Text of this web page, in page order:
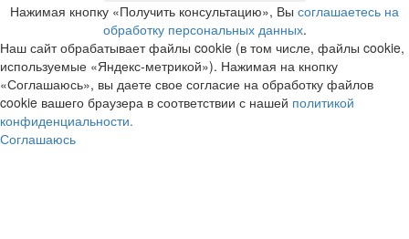
Нажимая кнопку «Получить консультацию», Вы соглашаетесь на
обработку персональных данных.
Наш сайт обрабатывает файлы cookie (в том числе, файлы cookie,
используемые «Яндекс-метрикой»). Нажимая на кнопку
«Соглашаюсь», вы даете свое согласие на обработку файлов
cookie вашего браузера в соответствии с нашей политикой
конфиденциальности.
Соглашаюсь